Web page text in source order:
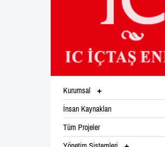
Kurumsal
İnsan Kaynakları
Tüm Projeler